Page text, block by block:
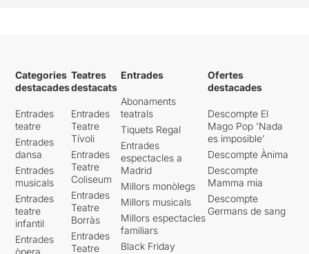
Categories
destacades
Entrades
teatre
Entrades
dansa
Entrades
musicals
Entrades
teatre
infantil
Entrades
òpera
Teatres
destacats
Entrades
Teatre
Tívoli
Entrades
Teatre
Coliseum
Entrades
Teatre
Borràs
Entrades
Teatre
Entrades
Abonaments
teatrals
Tiquets Regal
Entrades
espectacles a
Madrid
Millors monòlegs
Millors musicals
Millors espectacles
familiars
Black Friday
Ofertes
destacades
Descompte El
Mago Pop 'Nada
es imposible'
Descompte Ànima
Descompte
Mamma mia
Descompte
Germans de sang